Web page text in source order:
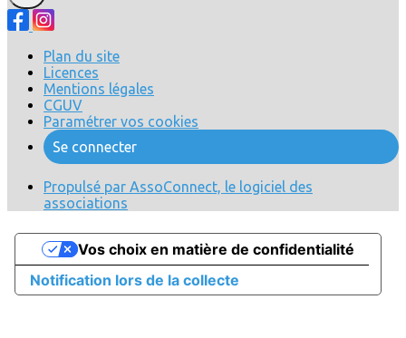
Plan du site
Licences
Mentions légales
CGUV
Paramétrer vos cookies
Se connecter
Propulsé par AssoConnect, le logiciel des
associations
Notification lors de la collecte
Vos choix en matière de confidentialité